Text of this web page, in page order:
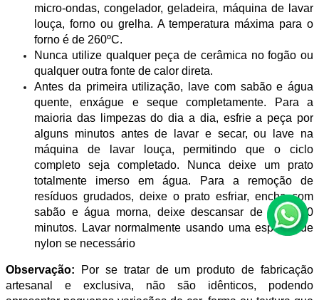
micro-ondas, congelador, geladeira, máquina de lavar
louça, forno ou grelha. A temperatura máxima para o
forno é de 260ºC.
Nunca utilize qualquer peça de cerâmica no fogão ou
qualquer outra fonte de calor direta.
Antes da primeira utilização, lave com sabão e água
quente, enxágue e seque completamente. Para a
maioria das limpezas do dia a dia, esfrie a peça por
alguns minutos antes de lavar e secar, ou lave na
máquina de lavar louça, permitindo que o ciclo
completo seja completado. Nunca deixe um prato
totalmente imerso em água. Para a remoção de
resíduos grudados, deixe o prato esfriar, encha com
sabão e água morna, deixe descansar de 10 a 20
minutos. Lavar normalmente usando uma esponja de
nylon se necessário
Observação:
Por se tratar de um produto de fabricação
artesanal e exclusiva, não são idênticos, podendo